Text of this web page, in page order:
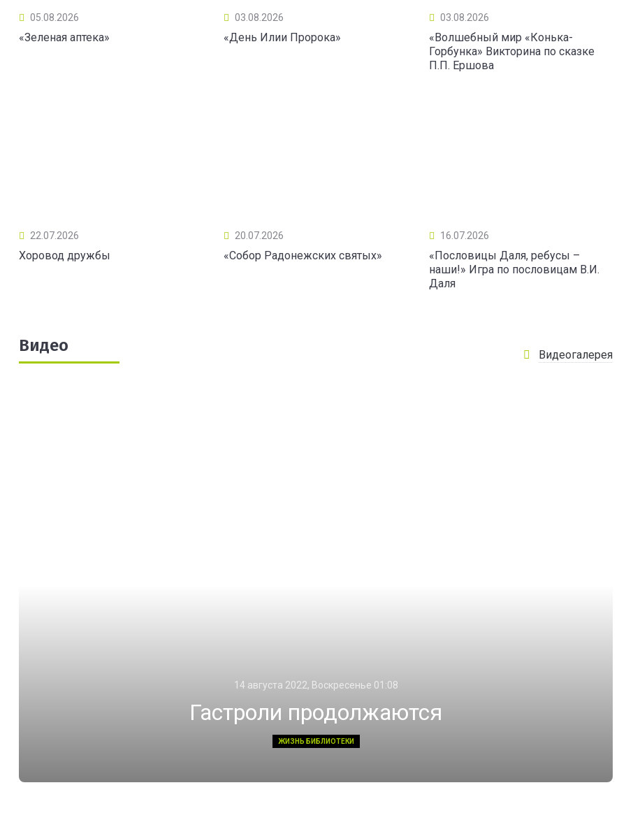
05.08.2026
«Зеленая аптека»
03.08.2026
«День Илии Пророка»
03.08.2026
«Волшебный мир «Конька-
Горбунка» Викторина по сказке
П.П. Ершова
22.07.2026
Хоровод дружбы
20.07.2026
«Собор Радонежских святых»
16.07.2026
«Пословицы Даля, ребусы –
наши!» Игра по пословицам В.И.
Даля
Видео Видеогалерея
14 августа 2022, Воскресенье 01:08
Гастроли продолжаются
ЖИЗНЬ БИБЛИОТЕКИ